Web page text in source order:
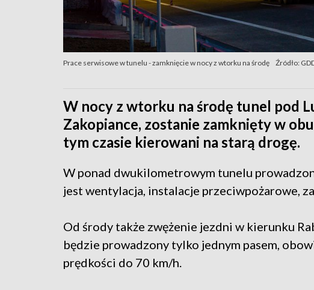
Prace serwisowe w tunelu - zamknięcie w nocy z wtorku na środę Źródło:
W nocy z wtorku na środę tunel pod
Zakopiance, zostanie zamknięty w
tym czasie kierowani na starą drogę.
W ponad dwukilometrowym tunelu
jest wentylacja, instalacje przeciwpożarowe,
Od środy także zwężenie jezdni w kierunku
będzie prowadzony tylko jednym pasem,
prędkości do 70 km/h.